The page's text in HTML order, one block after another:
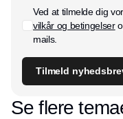
Ved at tilmelde dig
vilkår og betingelser
mails.
Tilmeld
Se flere